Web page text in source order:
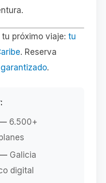
próximo viaje: tu
. Reserva
.
6.500+
Galicia
digital